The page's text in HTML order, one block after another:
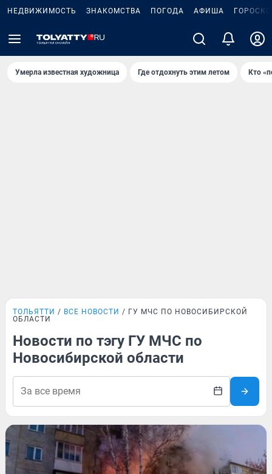
НЕДВИЖИМОСТЬ ЗНАКОМСТВА ПОГОДА АФИША
Умерла известная художница Где отдохнуть этим летом Кто
ТОЛЬЯТТИ ВСЕ НОВОСТИ
ГУ МЧС ПО НОВОСИБИРСКОЙ
ОБЛАСТИ
Новости по тэгу ГУ МЧС по
Новосибирской области